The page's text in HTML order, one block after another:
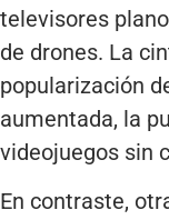
televisores
de drones. La
popularización
aumentada, la
videojuegos sin
En contraste,